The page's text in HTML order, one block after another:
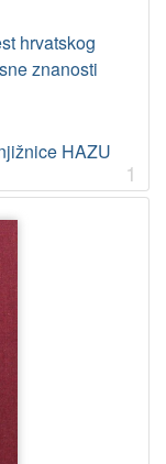
hrvatskog
znanosti
HAZU
1